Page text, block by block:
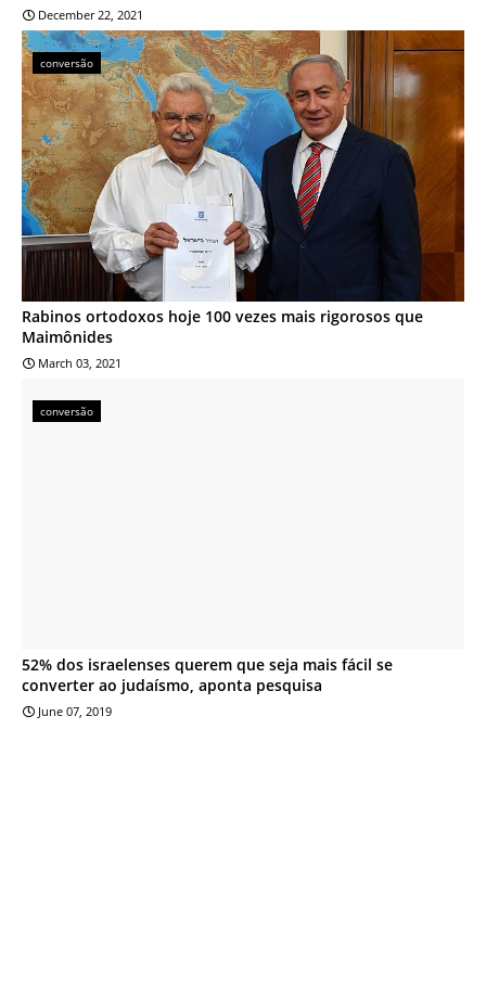
December 22, 2021
conversão
Rabinos ortodoxos hoje 100 vezes mais rigorosos que
Maimônides
March 03, 2021
conversão
52% dos israelenses querem que seja mais fácil se
converter ao judaísmo, aponta pesquisa
June 07, 2019